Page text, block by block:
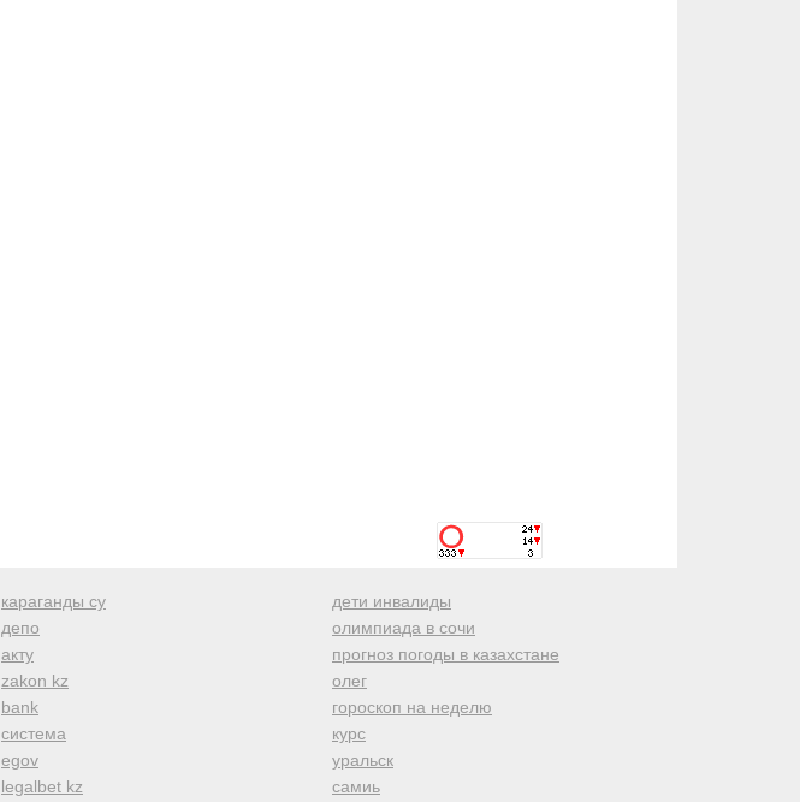
караганды су
депо
акту
zakon kz
bank
система
egov
legalbet kz
дети инвалиды
олимпиада в сочи
прогноз погоды в казахстане
олег
гороскоп на неделю
курс
уральск
самиь